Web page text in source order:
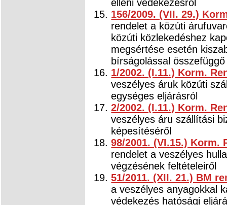
elleni védekezésről
156/2009. (VII. 29.)
rendelet a közúti
közúti közlekedéshez
megsértése esetén
bírságolással
1/2002. (I.11.) Korm.
veszélyes áruk közúti
egységes eljárásról
2/2002. (I.11.) Korm.
veszélyes áru szállítási
képesítéséről
98/2001. (VI.15.) Korm.
rendelet a veszélyes
végzésének feltételeiről
51/2011. (XII. 21.) BM
a veszélyes anyagokkal
védekezés hatósági